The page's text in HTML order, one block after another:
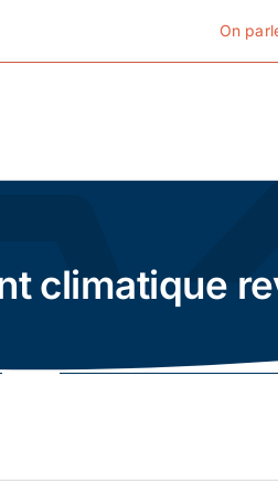
On
climatique